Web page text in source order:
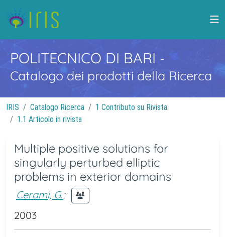
POLITECNICO DI BARI -
Catalogo dei prodotti della Ricerca
IRIS Catalogo Ricerca
1 Contributo su Rivista
1.1 Articolo in rivista
Multiple positive solutions for
singularly perturbed elliptic
problems in exterior domains
Cerami, G.;
2003